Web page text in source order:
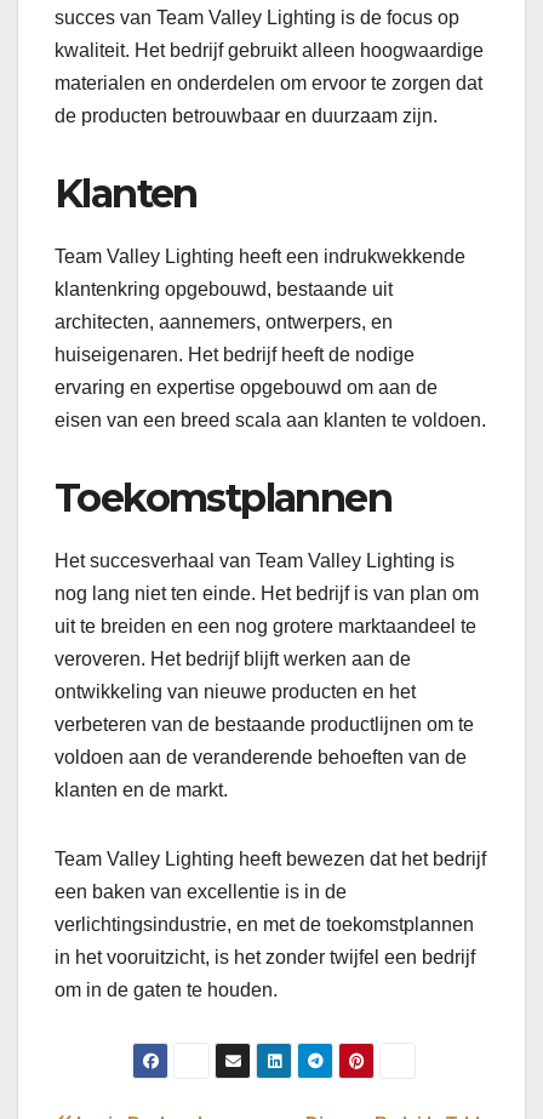
succes van Team Valley Lighting is de focus op
kwaliteit. Het bedrijf gebruikt alleen hoogwaardige
materialen en onderdelen om ervoor te zorgen dat
de producten betrouwbaar en duurzaam zijn.
Klanten
Team Valley Lighting heeft een indrukwekkende
klantenkring opgebouwd, bestaande uit
architecten, aannemers, ontwerpers, en
huiseigenaren. Het bedrijf heeft de nodige
ervaring en expertise opgebouwd om aan de
eisen van een breed scala aan klanten te voldoen.
Toekomstplannen
Het succesverhaal van Team Valley Lighting is
nog lang niet ten einde. Het bedrijf is van plan om
uit te breiden en een nog grotere marktaandeel te
veroveren. Het bedrijf blijft werken aan de
ontwikkeling van nieuwe producten en het
verbeteren van de bestaande productlijnen om te
voldoen aan de veranderende behoeften van de
klanten en de markt.
Team Valley Lighting heeft bewezen dat het bedrijf
een baken van excellentie is in de
verlichtingsindustrie, en met de toekomstplannen
in het vooruitzicht, is het zonder twijfel een bedrijf
om in de gaten te houden.